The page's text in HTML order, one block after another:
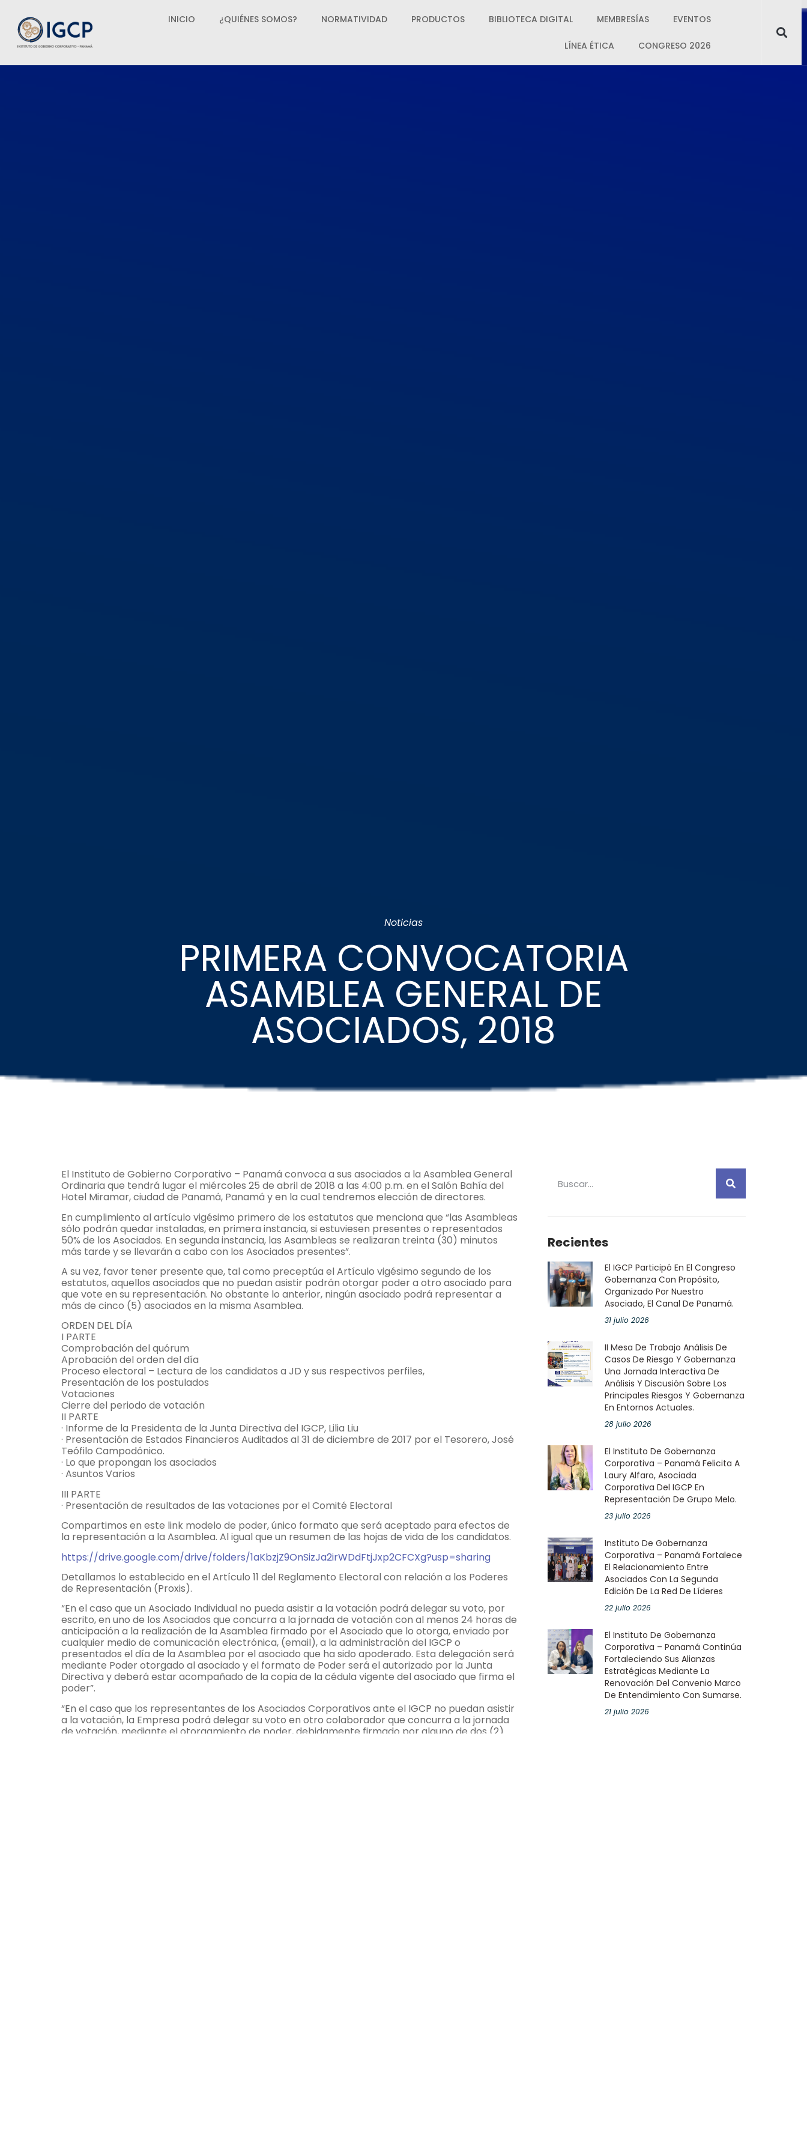
INICIO ¿QUIÉNES SOMOS? NORMATIVIDAD PRODUCTOS BIBLIOTECA DIGITAL MEMBRESÍAS EVENTOS
LÍNEA ÉTICA CONGRESO 2026
Noticias
PRIMERA CONVOCATORIA
ASAMBLEA GENERAL DE
ASOCIADOS, 2018
El Instituto de Gobierno Corporativo – Panamá convoca a sus asociados a la Asamblea General
Ordinaria que tendrá lugar el miércoles 25 de abril de 2018 a las 4:00 p.m. en el Salón Bahía del
Hotel Miramar, ciudad de Panamá, Panamá y en la cual tendremos elección de directores.
En cumplimiento al artículo vigésimo primero de los estatutos que menciona que “las Asambleas
sólo podrán quedar instaladas, en primera instancia, si estuviesen presentes o representados
50% de los Asociados. En segunda instancia, las Asambleas se realizaran treinta (30) minutos
más tarde y se llevarán a cabo con los Asociados presentes”.
A su vez, favor tener presente que, tal como preceptúa el Artículo vigésimo segundo de los
estatutos, aquellos asociados que no puedan asistir podrán otorgar poder a otro asociado para
que vote en su representación. No obstante lo anterior, ningún asociado podrá representar a
más de cinco (5) asociados en la misma Asamblea.
ORDEN DEL DÍA
I PARTE
Comprobación del quórum
Aprobación del orden del día
Proceso electoral – Lectura de los candidatos a JD y sus respectivos perfiles,
Presentación de los postulados
Votaciones
Cierre del periodo de votación
II PARTE
· Informe de la Presidenta de la Junta Directiva del IGCP, Lilia Liu
· Presentación de Estados Financieros Auditados al 31 de diciembre de 2017 por el Tesorero, José
Teófilo Campodónico.
· Lo que propongan los asociados
· Asuntos Varios
III PARTE
· Presentación de resultados de las votaciones por el Comité Electoral
Compartimos en este link modelo de poder, único formato que será aceptado para efectos de
la representación a la Asamblea. Al igual que un resumen de las hojas de vida de los candidatos.
https://drive.google.com/drive/folders/1aKbzjZ9OnSizJa2irWDdFtjJxp2CFCXg?usp=sharing
Detallamos lo establecido en el Artículo 11 del Reglamento Electoral con relación a los Poderes
de Representación (Proxis).
“En el caso que un Asociado Individual no pueda asistir a la votación podrá delegar su voto, por
escrito, en uno de los Asociados que concurra a la jornada de votación con al menos 24 horas de
anticipación a la realización de la Asamblea firmado por el Asociado que lo otorga, enviado por
cualquier medio de comunicación electrónica, (email), a la administración del IGCP o
presentados el día de la Asamblea por el asociado que ha sido apoderado. Esta delegación será
mediante Poder otorgado al asociado y el formato de Poder será el autorizado por la Junta
Directiva y deberá estar acompañado de la copia de la cédula vigente del asociado que firma el
poder”.
“En el caso que los representantes de los Asociados Corporativos ante el IGCP no puedan asistir
a la votación, la Empresa podrá delegar su voto en otro colaborador que concurra a la jornada
de votación, mediante el otorgamiento de poder, debidamente firmado por alguno de dos (2)
Recientes
El IGCP Participó En El Congreso
Gobernanza Con Propósito,
Organizado Por Nuestro
Asociado, El Canal De Panamá.
31 julio 2026
II Mesa De Trabajo Análisis De
Casos De Riesgo Y Gobernanza
Una Jornada Interactiva De
Análisis Y Discusión Sobre Los
Principales Riesgos Y Gobernanza
En Entornos Actuales.
28 julio 2026
El Instituto De Gobernanza
Corporativa – Panamá Felicita A
Laury Alfaro, Asociada
Corporativa Del IGCP En
Representación De Grupo Melo.
23 julio 2026
Instituto De Gobernanza
Corporativa – Panamá Fortalece
El Relacionamiento Entre
Asociados Con La Segunda
Edición De La Red De Líderes
22 julio 2026
El Instituto De Gobernanza
Corporativa – Panamá Continúa
Fortaleciendo Sus Alianzas
Estratégicas Mediante La
Renovación Del Convenio Marco
De Entendimiento Con Sumarse.
21 julio 2026